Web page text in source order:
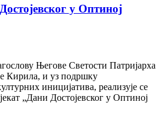
у Оптиној
Његове Светости Патријарха
Кирила, и уз подршку
иницијатива, реализује се
„Дани Достојевског у Оптиној